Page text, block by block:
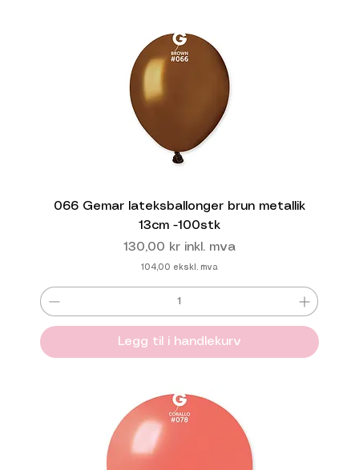
066 Gemar lateksballonger brun metallik
13cm -100stk
Pris
130,00 kr inkl. mva
104,00 ekskl. mva
Legg til i handlekurv